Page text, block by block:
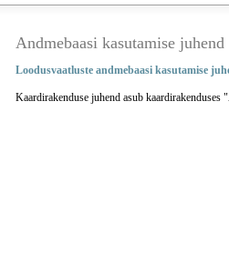
Andmebaasi kasutamise juhend
Loodusvaatluste andmebaasi kasutamise
Kaardirakenduse juhend asub kaardirakenduses